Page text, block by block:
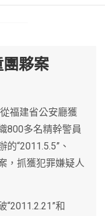
夥案
福建省公安廳獲
800多名精幹警員
“2011.5.5”、
，抓獲犯罪嫌疑人
“2011.2.21”和